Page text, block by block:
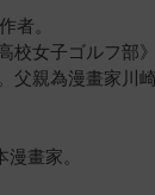
者。
校女子ゴルフ部
父親為漫畫家川崎
畫家。